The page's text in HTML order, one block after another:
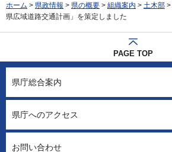
ホーム > 県政情報 > 県の概要 > 組織案内 > 土木部 >
県広域道路交通計画」を策定しました
PAGE TOP
県庁総合案内
県庁へのアクセス
お問い合わせ